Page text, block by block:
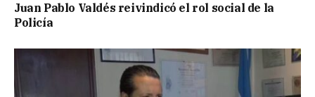
Juan Pablo Valdés reivindicó el rol social de la
Policía